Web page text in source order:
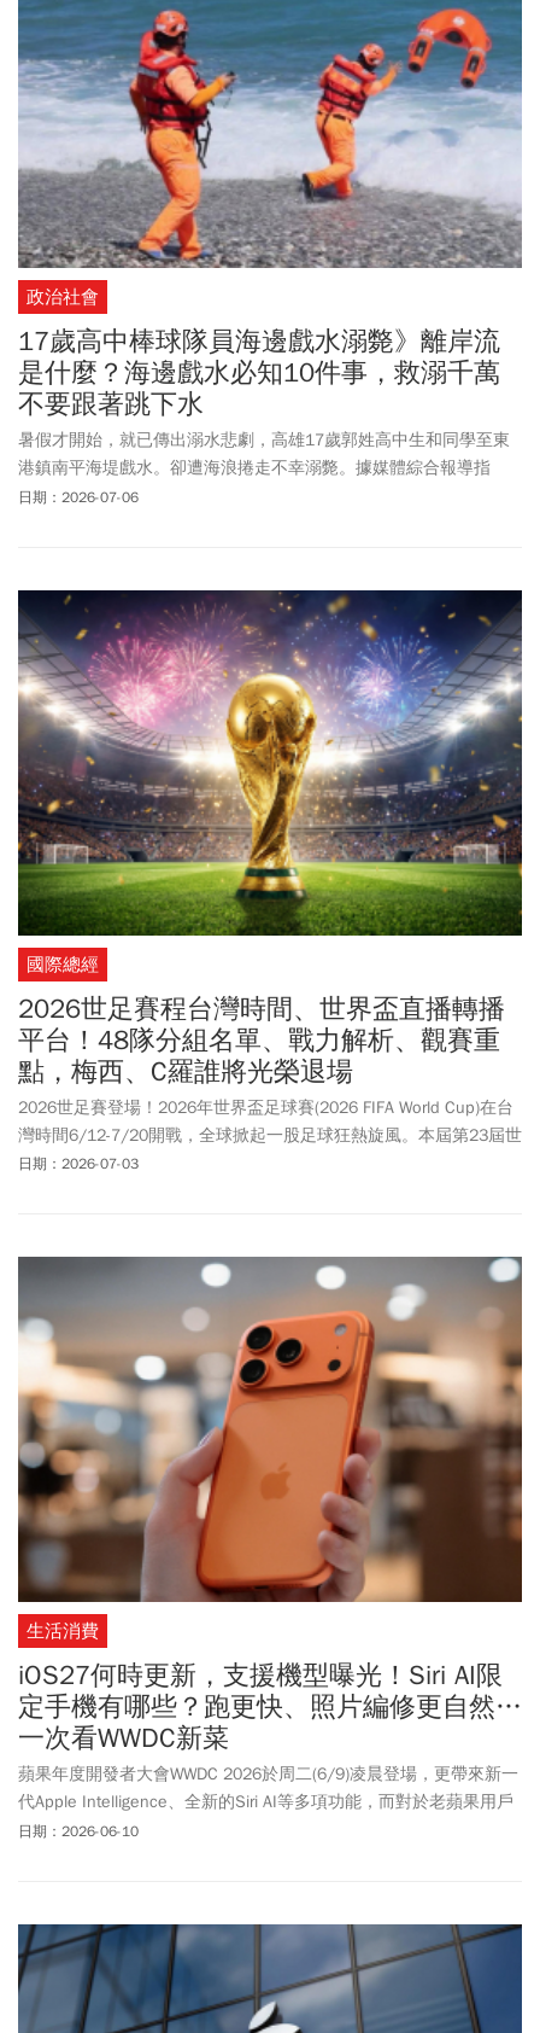
政治社會
17歲高中棒球隊員海邊戲水溺斃》離岸流
是什麼？海邊戲水必知10件事，救溺千萬
不要跟著跳下水
暑假才開始，就已傳出溺水悲劇，高雄17歲郭姓高中生和同學至東
港鎮南平海堤戲水。卻遭海浪捲走不幸溺斃。據媒體綜合報導指
出，郭男今年剛要升上高二、是棒球隊隊員，原本是要周末返家探
麼？遇到離岸流該怎麼辦？有人溺水該如何緊急救援？《今周刊》
為您整理懶人包一次了解！
日期：2026-07-06
國際總經
2026世足賽程台灣時間、世界盃直播轉播
平台！48隊分組名單、戰力解析、觀賽重
點，梅西、C羅誰將光榮退場
2026世足賽登場！2026年世界盃足球賽(2026 FIFA World Cup)在台
灣時間6/12-7/20開戰，全球掀起一股足球狂熱旋風。本屆第23屆世
足賽首次由美國、加拿大、墨西哥聯合主辦，48支球隊龐大陣容表
星，職業生涯的「最後一戰」，也將迎來世代傳承的一屆，像是00
後超級新星像是拉明·耶馬（Lamine Yamal ）、哈蘭德（Erling
Haaland）的表現也備受期待。世足賽戰火在台灣時間周五(6/12)凌
晨3點正式點燃，關於世足賽程時間、分組名單、賽制規則變化、3
隻吉祥物介紹、現場觀賽注意事項，以及有哪些轉播和直播平台可
觀看，請看《今周刊》一文整理。
日期：2026-07-03
生活消費
iOS27何時更新，支援機型曝光！Siri AI限
定手機有哪些？跑更快、照片編修更自然…
一次看WWDC新菜
蘋果年度開發者大會WWDC 2026於周二(6/9)凌晨登場，更帶來新一
代Apple Intelligence、全新的Siri AI等多項功能，而對於老蘋果用戶
來說，最令人振奮的消息就是「最新的iOS 27並沒有打算淘汰任何
何時更新？正式版預計與新一代iPhone共同在今年秋季向所有符合
資格的iPhone裝置開放更新。
日期：2026-06-10